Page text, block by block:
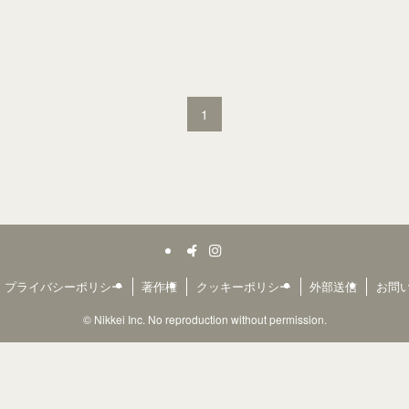
1
プライバシーポリシー 著作権 クッキーポリシー 外部送信 お問
©Nikkei Inc. No reproduction without permission.